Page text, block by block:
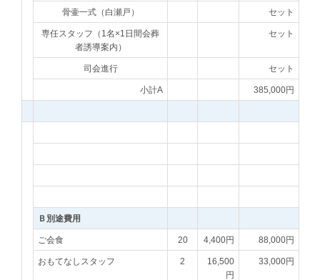
骨壷一式（白瀬戸） セット
専任スタッフ（1名×1日間会葬
者誘導案内）
セット
司会進行 セット
小計A 385,000円
Ｂ別途費用
ご会食 20 4,400円 88,000円
おもてなしスタッフ 2
16,500
円
33,000円